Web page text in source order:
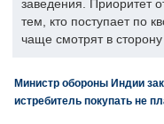
заведения. Приоритет
тем, кто поступает по
чаще смотрят в
Министр обороны Индии
истребитель покупать не